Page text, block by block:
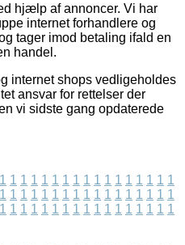
hjælp af annoncer. Vi har
internet forhandlere og
tager imod betaling ifald en
handel.
internet shops vedligeholdes
ansvar for rettelser der
vi sidste gang opdaterede
1 1 1 1 1 1 1 1 1 1 1 1 1 1 1 1 1
1 1 1 1 1 1 1 1 1 1 1 1 1 1 1 1 1
1 1 1 1 1 1 1 1 1 1 1 1 1 1 1 1 1